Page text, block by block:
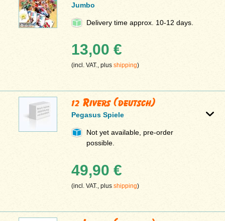
Jumbo
Delivery time approx. 10-12 days.
13,00 €
(incl. VAT., plusshipping)
12 Rivers (deutsch)
Pegasus Spiele
Not yet available, pre-order
possible.
49,90 €
(incl. VAT., plusshipping)